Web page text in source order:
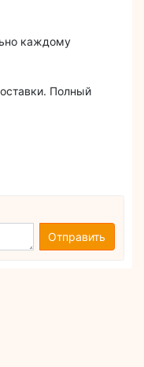
каждому
Полный
Отправить